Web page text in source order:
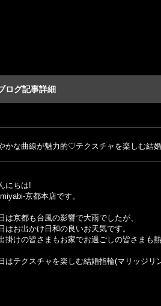
ログ記事詳細
かな曲線が魅力的♡テクスチャを楽しむ結
にちは!
京都本店です。
は京都も台風の影響で大雨でしたが、
はお出かけ日和の良いお天気です。
掛けの皆さまもお家でお過ごしの皆さまも
はテクスチャを楽しむ結婚指輪(マリッジリ